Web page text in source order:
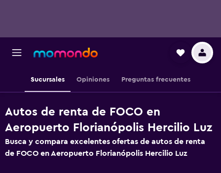
Sucursales Opiniones Preguntas frecuentes
Autos de renta de FOCO en
Aeropuerto Florianópolis Hercilio Luz
Busca y compara excelentes ofertas de autos de renta
de FOCO en Aeropuerto Florianópolis Hercilio Luz